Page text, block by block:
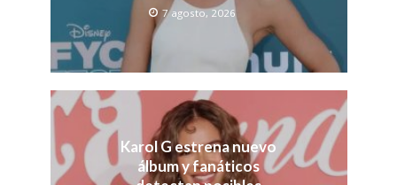
7 agosto, 2026
Karol G estrena nuevo
álbum y fanáticos